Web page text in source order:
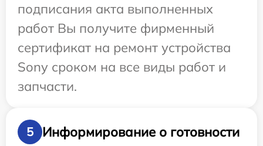
подписания акта выполненных
работ Вы получите фирменный
сертификат на ремонт устройства
Sony сроком на все виды работ и
запчасти.
5
Информирование о готовности